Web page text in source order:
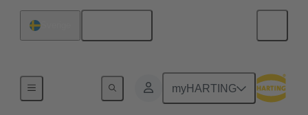
myHARTING
Strömmar upp till 16 A